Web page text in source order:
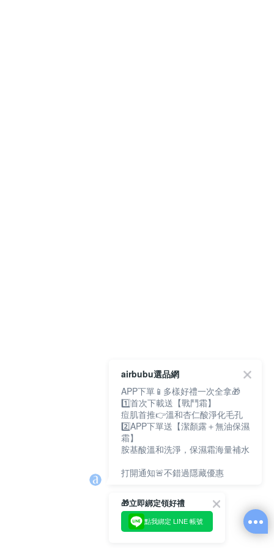
airbubu選品網
APP下單📱多樣好禮一次全拿🎁
1️⃣首次下載送【戰鬥霜】
痘肌首推👉溫和杏仁酸淨化毛孔
2️⃣APP下單送【潔顏露＋無油保濕
霜】
胺基酸溫和洗淨，保濕霜海量補水
打開通知🚨不錯過隱藏優惠
🎁立即綁定領好禮
點我綁定 LINE 帳號